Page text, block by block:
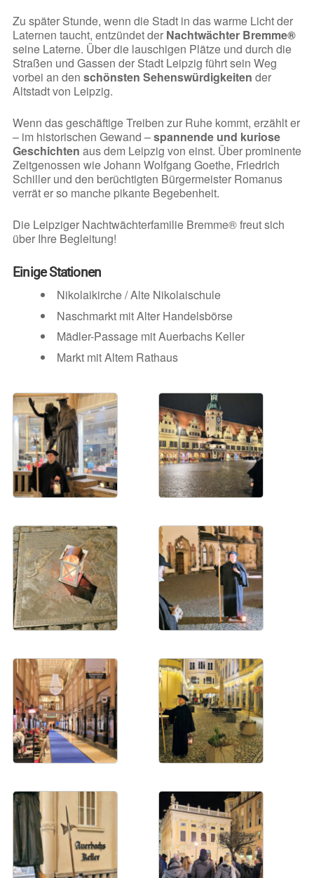
Zu später Stunde, wenn die Stadt in das warme Licht der
Laternen taucht, entzündet der Nachtwächter Bremme®
seine Laterne. Über die lauschigen Plätze und durch die
Straßen und Gassen der Stadt Leipzig führt sein Weg
vorbei an den schönsten Sehenswürdigkeiten der
Altstadt von Leipzig.
Wenn das geschäftige Treiben zur Ruhe kommt, erzählt er
– im historischen Gewand –spannende und kuriose
Geschichten aus dem Leipzig von einst. Über prominente
Zeitgenossen wie Johann Wolfgang Goethe, Friedrich
Schiller und den berüchtigten Bürgermeister Romanus
verrät er so manche pikante Begebenheit.
Die Leipziger Nachtwächterfamilie Bremme® freut sich
über Ihre Begleitung!
Einige Stationen
Nikolaikirche / Alte Nikolaischule
Naschmarkt mit Alter Handelsbörse
Mädler-Passage mit Auerbachs Keller
Markt mit Altem Rathaus